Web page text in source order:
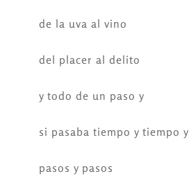
de la uva al vino
del placer al delito
y todo de un paso y
si pasaba tiempo y tiempo y
pasos y pasos